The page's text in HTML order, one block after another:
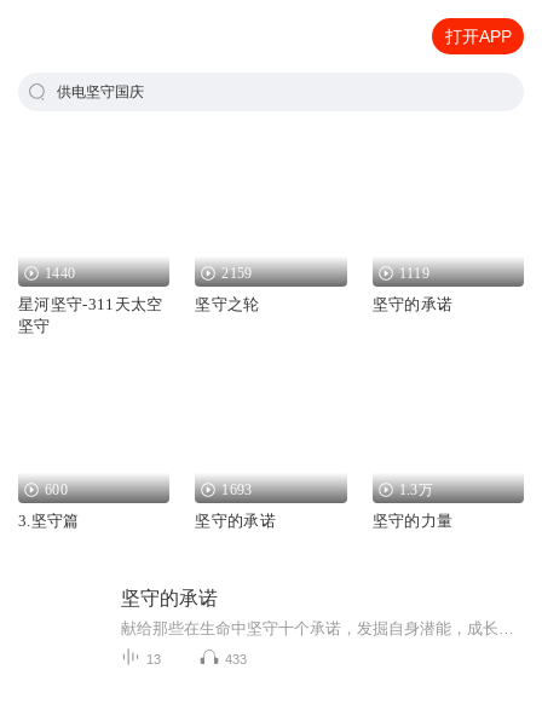
打开APP
供电坚守国庆
1440
星河坚守-311天太空
坚守
2159
坚守之轮
1119
坚守的承诺
600
3.坚守篇
1693
坚守的承诺
1.3万
坚守的力量
坚守的承诺
13 433